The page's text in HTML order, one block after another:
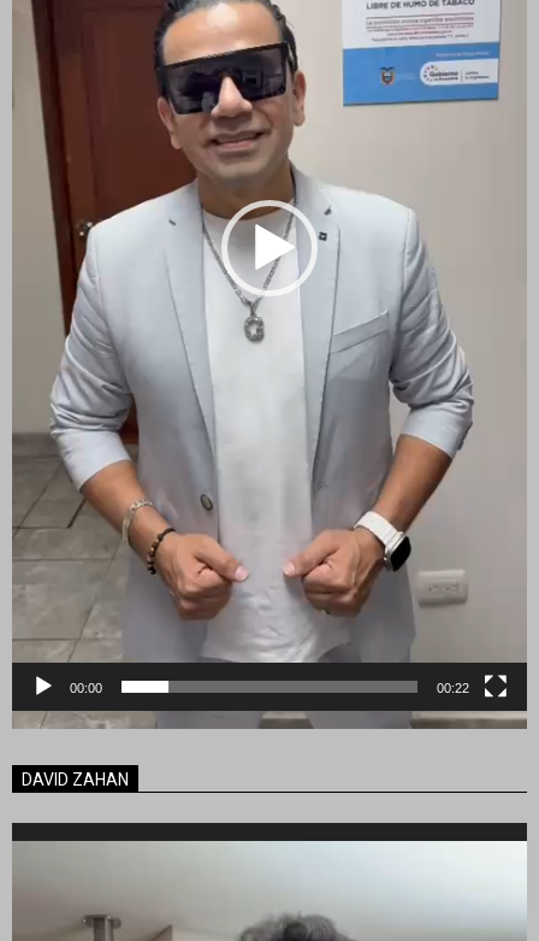
00:00 00:22
DAVID ZAHAN
Reproductor